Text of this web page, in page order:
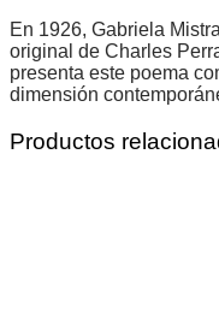
En 1926, Gabriela
original de Charles
presenta este poema
dimensión
Productos